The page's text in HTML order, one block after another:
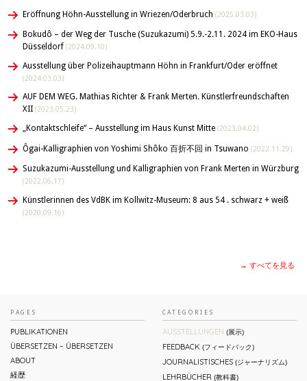
Eröffnung Höhn-Ausstellung in Wriezen/Oderbruch (2025.03.03)
Bokudô – der Weg der Tusche (Suzukazumi) 5.9.-2.11. 2024 im EKO-Haus
Düsseldorf (2024.09.10)
Ausstellung über Polizeihauptmann Höhn in Frankfurt/Oder eröffnet
(2024.03.03)
AUF DEM WEG. Mathias Richter & Frank Merten. Künstlerfreundschaften
XII (2023.05.23)
„Kontaktschleife“ – Ausstellung im Haus Kunst Mitte (2023.04.02)
Ôgai-Kalligraphien von Yoshimi Shôko 百折不回 in Tsuwano (2022.11.29)
Suzukazumi-Ausstellung und Kalligraphien von Frank Merten in Würzburg
(2022.06.17)
Künstlerinnen des VdBK im Kollwitz-Museum: 8 aus 54 . schwarz + weiß
(2020.09.16)
→ すべてを見る
PAGES
PUBLIKATIONEN
ÜBERSETZEN – ÜBERSETZEN
ABOUT
経歴
CATEGORIES
AUSSTELLUNGEN (展示)
FEEDBACK (フィードバック)
JOURNALISTISCHES(ジャーナリズム)
LEHRBÜCHER (教科書)